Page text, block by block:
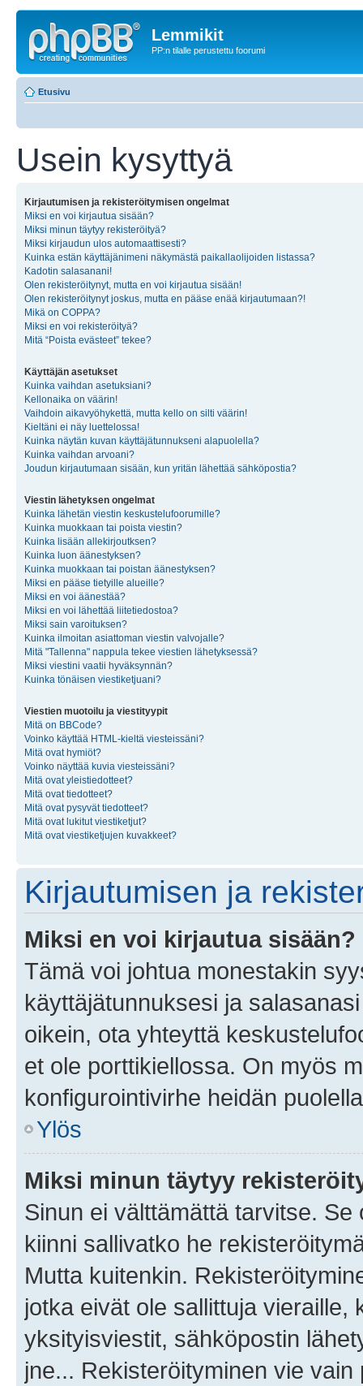
Lemmikit
PP:n tilalle perustettu foorumi
Etusivu
Usein kysyttyä
Kirjautumisen ja rekisteröitymisen ongelmat
Miksi en voi kirjautua sisään?
Miksi minun täytyy rekisteröityä?
Miksi kirjaudun ulos automaattisesti?
Kuinka estän käyttäjänimeni näkymästä paikallaolijoiden listassa?
Kadotin salasanani!
Olen rekisteröitynyt, mutta en voi kirjautua sisään!
Olen rekisteröitynyt joskus, mutta en pääse enää kirjautumaan?!
Mikä on COPPA?
Miksi en voi rekisteröityä?
Mitä “Poista evästeet” tekee?
Käyttäjän asetukset
Kuinka vaihdan asetuksiani?
Kellonaika on väärin!
Vaihdoin aikavyöhykettä, mutta kello on silti väärin!
Kieltäni ei näy luettelossa!
Kuinka näytän kuvan käyttäjätunnukseni alapuolella?
Kuinka vaihdan arvoani?
Joudun kirjautumaan sisään, kun yritän lähettää sähköpostia?
Viestin lähetyksen ongelmat
Kuinka lähetän viestin keskustelufoorumille?
Kuinka muokkaan tai poista viestin?
Kuinka lisään allekirjoutksen?
Kuinka luon äänestyksen?
Kuinka muokkaan tai poistan äänestyksen?
Miksi en pääse tietyille alueille?
Miksi en voi äänestää?
Miksi en voi lähettää liitetiedostoa?
Miksi sain varoituksen?
Kuinka ilmoitan asiattoman viestin valvojalle?
Mitä "Tallenna" nappula tekee viestien lähetyksessä?
Miksi viestini vaatii hyväksynnän?
Kuinka tönäisen viestiketjuani?
Viestien muotoilu ja viestityypit
Mitä on BBCode?
Voinko käyttää HTML-kieltä viesteissäni?
Mitä ovat hymiöt?
Voinko näyttää kuvia viesteissäni?
Mitä ovat yleistiedotteet?
Mitä ovat tiedotteet?
Mitä ovat pysyvät tiedotteet?
Mitä ovat lukitut viestiketjut?
Mitä ovat viestiketjujen kuvakkeet?
Kirjautumisen ja
Miksi en voi kirjautua sisään?
Tämä voi johtua monestakin
käyttäjätunnuksesi ja
oikein, ota yhteyttä
et ole porttikiellossa. On myös
konfigurointivirhe heidän
Ylös
Miksi minun täytyy
Sinun ei välttämättä tarvitse.
kiinni sallivatko he
Mutta kuitenkin.
jotka eivät ole sallittuja vieraille,
yksityisviestit, sähköpostin
jne... Rekisteröityminen vie